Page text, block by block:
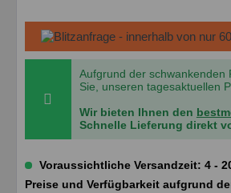
Aufgrund der schwankenden
Sie, unseren tagesaktuellen
Wir bieten Ihnen den
Schnelle Lieferung direkt
Voraussichtliche Versandzeit: 4 -
Preise und Verfügbarkeit aufgrund